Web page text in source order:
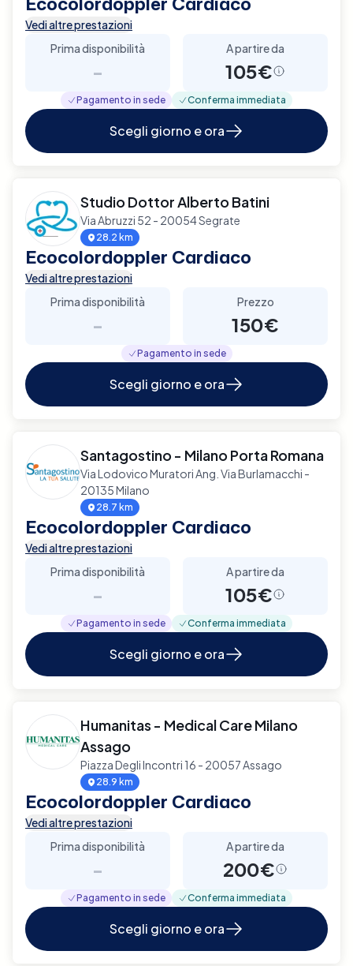
Vedi altre prestazioni
Prima disponibilità
-
A partire da
105€
Pagamento in sede Conferma immediata
Scegli giorno e ora
Studio Dottor Alberto Batini
Via Abruzzi 52 - 20054 Segrate
28.2 km
Ecocolordoppler Cardiaco
Vedi altre prestazioni
Prima disponibilità
-
Prezzo
150€
Pagamento in sede
Scegli giorno e ora
Santagostino - Milano Porta Romana
Via Lodovico Muratori Ang. Via Burlamacchi -
20135 Milano
28.7 km
Ecocolordoppler Cardiaco
Vedi altre prestazioni
Prima disponibilità
-
A partire da
105€
Pagamento in sede Conferma immediata
Scegli giorno e ora
Humanitas - Medical Care Milano
Assago
Piazza Degli Incontri 16 - 20057 Assago
28.9 km
Ecocolordoppler Cardiaco
Vedi altre prestazioni
Prima disponibilità
-
A partire da
200€
Pagamento in sede Conferma immediata
Scegli giorno e ora